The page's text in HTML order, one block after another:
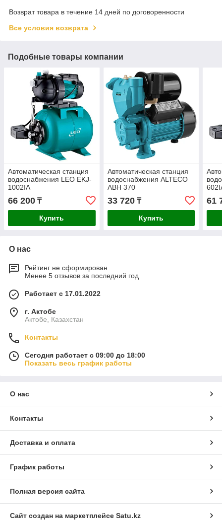
Возврат товара в течение 14 дней по договоренности
Все условия возврата
Подобные товары компании
Автоматическая станция
водоснабжения LEO EKJ-
1002IA
66 200 ₸
Купить
Автоматическая станция
водоснабжения ALTECO
AВН 370
33 720₸
Купить
61
О нас
Рейтинг не сформирован
Менее 5 отзывов за последний год
Работает с 17.01.2022
г. Актобе
Актобе, Казахстан
Контакты
Сегодня работает с 09:00 до 18:00
Показать весь график работы
О нас
Контакты
Доставка и оплата
График работы
Полная версия сайта
Сайт создан на маркетплейсе Satu.kz